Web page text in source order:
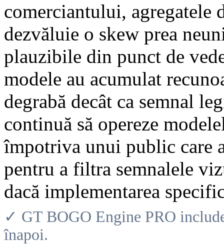
comerciantului,
dezvăluie o skew prea
plauzibile din punct de
modele au acumulat
degrabă decât ca semnal
continuă să opereze
împotriva unui public care
pentru a filtra semnalele
dacă implementarea
✓ GT BOGO Engine PRO
înapoi.